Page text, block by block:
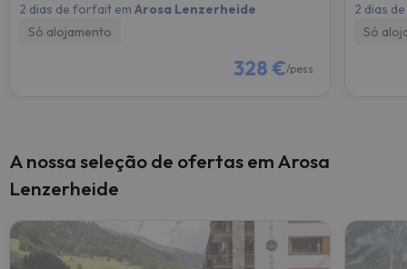
2 dias de forfait em Arosa Lenzerheide
Só alojamento
328 €/pess.
2 dias
Só
A nossa seleção de ofertas em Arosa
Lenzerheide